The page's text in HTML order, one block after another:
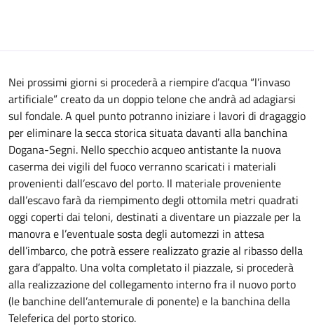
Nei prossimi giorni si procederà a riempire d’acqua “l’invaso
artificiale” creato da un doppio telone che andrà ad adagiarsi
sul fondale. A quel punto potranno iniziare i lavori di dragaggio
per eliminare la secca storica situata davanti alla banchina
Dogana-Segni. Nello specchio acqueo antistante la nuova
caserma dei vigili del fuoco verranno scaricati i materiali
provenienti dall’escavo del porto. Il materiale proveniente
dall’escavo farà da riempimento degli ottomila metri quadrati
oggi coperti dai teloni, destinati a diventare un piazzale per la
manovra e l’eventuale sosta degli automezzi in attesa
dell’imbarco, che potrà essere realizzato grazie al ribasso della
gara d’appalto. Una volta completato il piazzale, si procederà
alla realizzazione del collegamento interno fra il nuovo porto
(le banchine dell’antemurale di ponente) e la banchina della
Teleferica del porto storico.